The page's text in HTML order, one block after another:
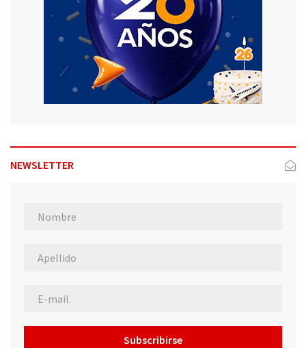
NEWSLETTER
Subscribirse